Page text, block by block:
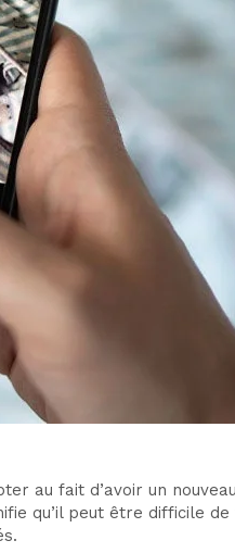
au fait d’avoir un
qu’il peut être difficile